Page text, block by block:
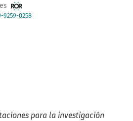
0258
para la investigación